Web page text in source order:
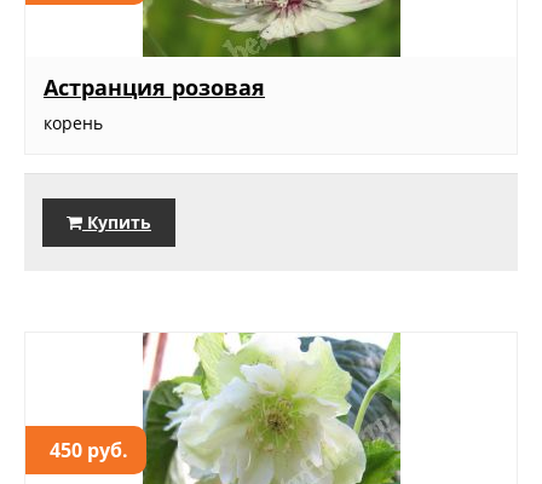
Астранция розовая
корень
Купить
450 руб.